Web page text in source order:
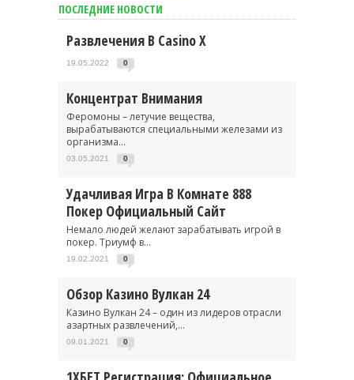
ПОСЛЕДНИЕ НОВОСТИ
Развлечения В Casino X
19.05.2022 0
Концентрат Внимания
Феромоны – летучие вещества,
вырабатываются специальными железами из
организма...
03.05.2021 0
Удачливая Игра В Комнате 888
Покер Официальный Сайт
Немало людей желают зарабатывать игрой в
покер. Триумф в...
19.02.2021 0
Обзор Казино Вулкан 24
Казино Вулкан 24 – один из лидеров отрасли
азартных развлечений,...
09.01.2021 0